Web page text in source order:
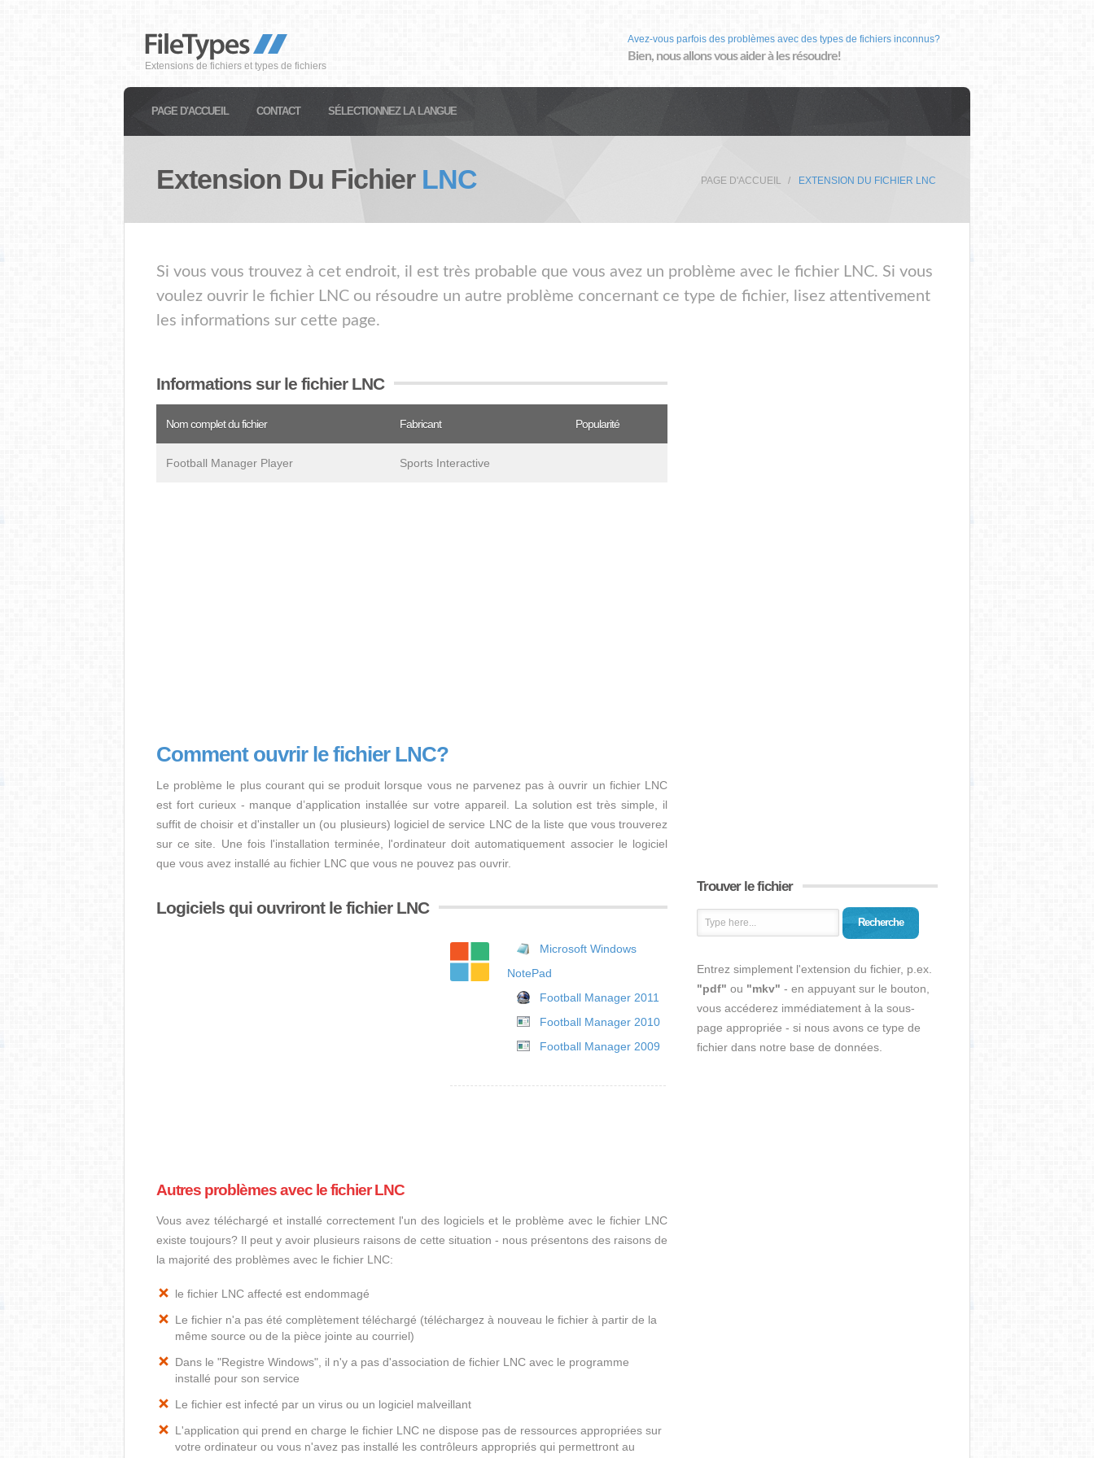
Extensions de fichiers et types de fichiers
Avez-vous parfois des problèmes avec des types de fichiers inconnus?
Bien, nous allons vous aider à les résoudre!
PAGE D'ACCUEIL CONTACT SÉLECTIONNEZ LA LANGUE
Extension Du Fichier LNC PAGE D'ACCUEIL EXTENSION DU FICHIER LNC
Si vous vous trouvez à cet endroit, il est très probable que vous avez un problème avec le fichier LNC. Si vous
voulez ouvrir le fichier LNC ou résoudre un autre problème concernant ce type de fichier, lisez attentivement
les informations sur cette page.
Informations sur le fichier LNC
Nom complet du fichier Fabricant Popularité
Football Manager Player Sports Interactive
Comment ouvrir le fichier LNC?
Le problème le plus courant qui se produit lorsque vous ne parvenez pas à ouvrir un fichier LNC
est fort curieux - manque d’application installée sur votre appareil. La solution est très simple, il
suffit de choisir et d'installer un (ou plusieurs) logiciel de service LNC de la liste que vous trouverez
sur ce site. Une fois l'installation terminée, l'ordinateur doit automatiquement associer le logiciel
que vous avez installé au fichier LNC que vous ne pouvez pas ouvrir.
Logiciels qui ouvriront le fichier LNC
Microsoft Windows
NotePad
Football Manager 2011
Football Manager 2010
Football Manager 2009
Autres problèmes avec le fichier LNC
Vous avez téléchargé et installé correctement l'un des logiciels et le problème avec le fichier LNC
existe toujours? Il peut y avoir plusieurs raisons de cette situation - nous présentons des raisons de
la majorité des problèmes avec le fichier LNC:
le fichier LNC affecté est endommagé
Le fichier n'a pas été complètement téléchargé (téléchargez à nouveau le fichier à partir de la
même source ou de la pièce jointe au courriel)
Dans le "Registre Windows", il n'y a pas d'association de fichier LNC avec le programme
installé pour son service
Le fichier est infecté par un virus ou un logiciel malveillant
L'application qui prend en charge le fichier LNC ne dispose pas de ressources appropriées sur
votre ordinateur ou vous n'avez pas installé les contrôleurs appropriés qui permettront au
Trouver le fichier
Recherche
Entrez simplement l'extension du fichier, p.ex.
"pdf" ou "mkv" - en appuyant sur le bouton,
vous accéderez immédiatement à la sous-
page appropriée - si nous avons ce type de
fichier dans notre base de données.